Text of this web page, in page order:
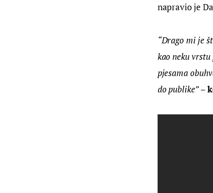
napravio je
“Drago mi je
kao neku
pjesama
do publike” –